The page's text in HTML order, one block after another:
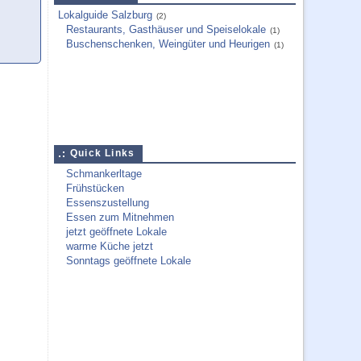
Lokalguide Salzburg (2)
Restaurants, Gasthäuser und Speiselokale (1)
Buschenschenken, Weingüter und Heurigen (1)
Quick Links
Schmankerltage
Frühstücken
Essenszustellung
Essen zum Mitnehmen
jetzt geöffnete Lokale
warme Küche jetzt
Sonntags geöffnete Lokale